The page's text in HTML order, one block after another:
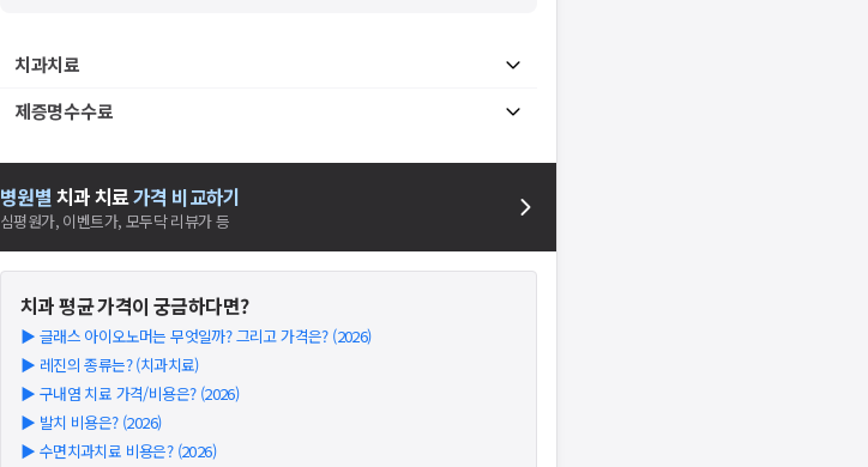
치과치료
제증명수수료
병원별 치과치료가격 비교하기
심평원가, 이벤트가, 모두닥 리뷰가 등
치과평균 가격이 궁금하다면?
▶ 글래스 아이오노머는 무엇일까? 그리고 가격은? (2026)
▶ 레진의 종류는? (치과치료)
▶ 구내염 치료 가격/비용은? (2026)
▶ 발치 비용은? (2026)
▶ 수면치과치료 비용은? (2026)